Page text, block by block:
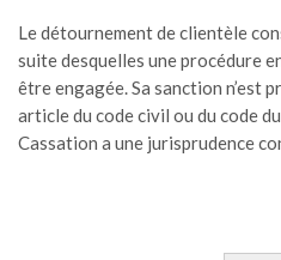
Le détournement de clientèle
suite desquelles une procédure
être engagée. Sa sanction n’est
article du code civil ou du code
Cassation a une jurisprudence